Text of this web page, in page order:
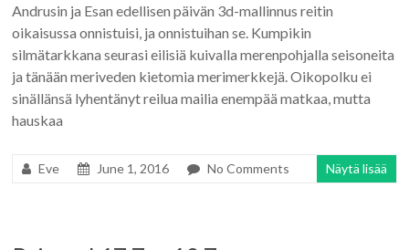
Andrusin ja Esan edellisen päivän 3d-mallinnus reitin
oikaisussa onnistuisi, ja onnistuihan se. Kumpikin
silmätarkkana seurasi eilisiä kuivalla merenpohjalla seisoneita
ja tänään meriveden kietomia merimerkkejä. Oikopolku ei
sinällänsä lyhentänyt reilua mailia enempää matkaa, mutta
hauskaa
Eve June 1, 2016 No Comments Näytä lisää